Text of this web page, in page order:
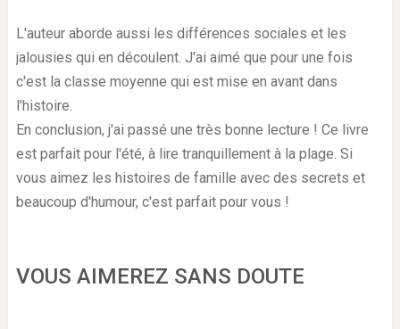
L'auteur aborde aussi les différences sociales et les
jalousies qui en découlent. J'ai aimé que pour une fois
c'est la classe moyenne qui est mise en avant dans
l'histoire.
En conclusion, j'ai passé une très bonne lecture ! Ce livre
est parfait pour l'été, à lire tranquillement à la plage. Si
vous aimez les histoires de famille avec des secrets et
beaucoup d'humour, c'est parfait pour vous !
VOUS AIMEREZ SANS DOUTE